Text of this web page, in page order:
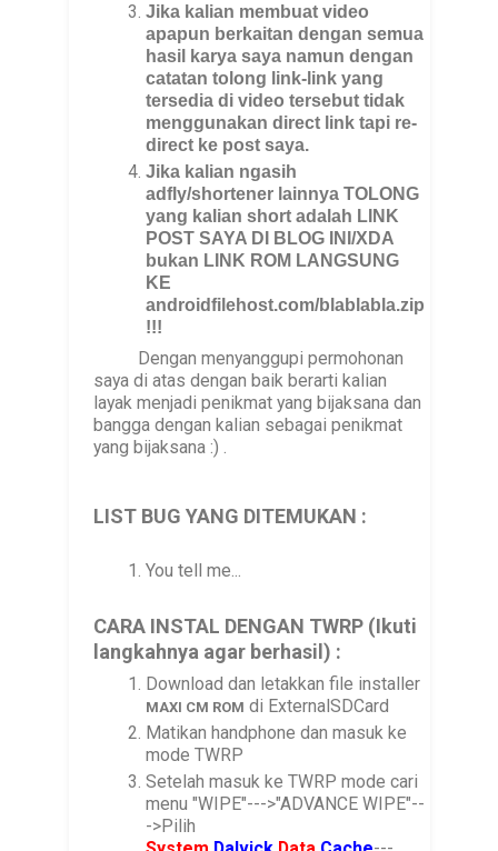
Jika kalian membuat video
apapun berkaitan dengan semua
hasil karya saya namun dengan
catatan tolong link-link yang
tersedia di video tersebut tidak
menggunakan direct link tapi re-
direct ke post saya.
Jika kalian ngasih
adfly/shortener lainnya TOLONG
yang kalian short adalah LINK
POST SAYA DI BLOG INI/XDA
bukan LINK ROM LANGSUNG
KE
androidfilehost.com/blablabla.zip
!!!
Dengan menyanggupi permohonan
saya di atas dengan baik berarti kalian
layak menjadi penikmat yang bijaksana dan
bangga dengan kalian sebagai penikmat
yang bijaksana :) .
LIST BUG YANG DITEMUKAN :
You tell me...
CARA INSTAL DENGAN TWRP (Ikuti
langkahnya agar berhasil) :
Download dan letakkan file installer
MAXI CM ROM di ExternalSDCard
Matikan handphone dan masuk ke
mode TWRP
Setelah masuk ke TWRP mode cari
menu "WIPE"--->"ADVANCE WIPE"--
->Pilih